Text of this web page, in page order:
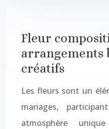
Fleur
arrangements
créatifs
Les fleurs sont un
mariages,
atmosphère